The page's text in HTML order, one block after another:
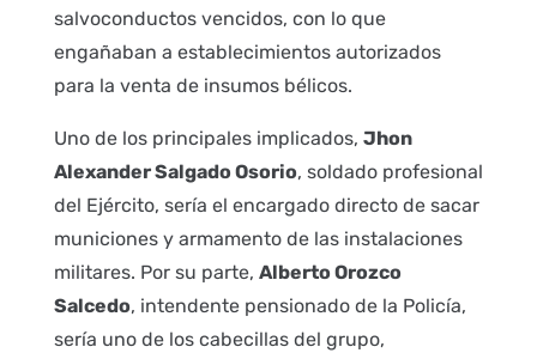
salvoconductos vencidos, con lo que
engañaban a establecimientos autorizados
para la venta de insumos bélicos.
Uno de los principales implicados, Jhon
Alexander Salgado Osorio, soldado profesional
del Ejército, sería el encargado directo de sacar
municiones y armamento de las instalaciones
militares. Por su parte, Alberto Orozco
Salcedo, intendente pensionado de la Policía,
sería uno de los cabecillas del grupo,